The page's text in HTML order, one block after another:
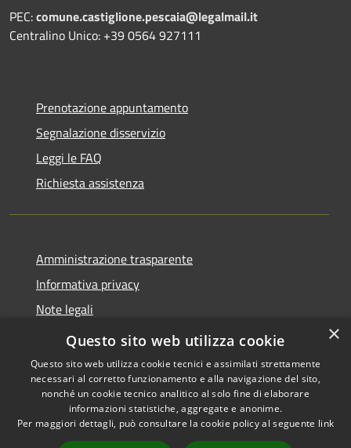
PEC:comune.castiglione.pescaia@legalmail.it
Centralino Unico: +39 0564 927111
Prenotazione appuntamento
Segnalazione disservizio
Leggi le FAQ
Richiesta assistenza
Amministrazione trasparente
Informativa privacy
Note legali
Dichiarazione di accessibilità
Accessibilità
Copyright © 2026 • Comune di
Castiglione della Pescaia •
×
Questo sito web utilizza cookie
Questo sito web utilizza cookie tecnici e assimilati strettamente
necessari al corretto funzionamento e alla navigazione del sito,
nonché un cookie tecnico analitico al solo fine di elaborare
informazioni statistiche, aggregate e anonime.
Per maggiori dettagli, può consultare la cookie policy al seguente link